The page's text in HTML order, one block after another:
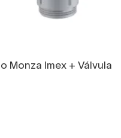
Monza Imex + Válvula